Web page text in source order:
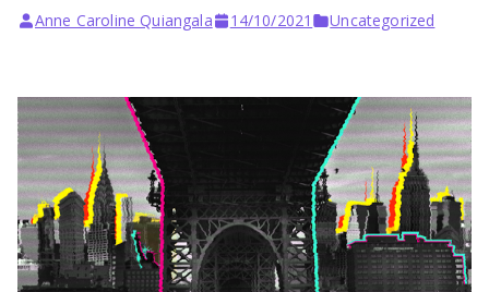
Anne Caroline Quiangala 14/10/2021 Uncategorized